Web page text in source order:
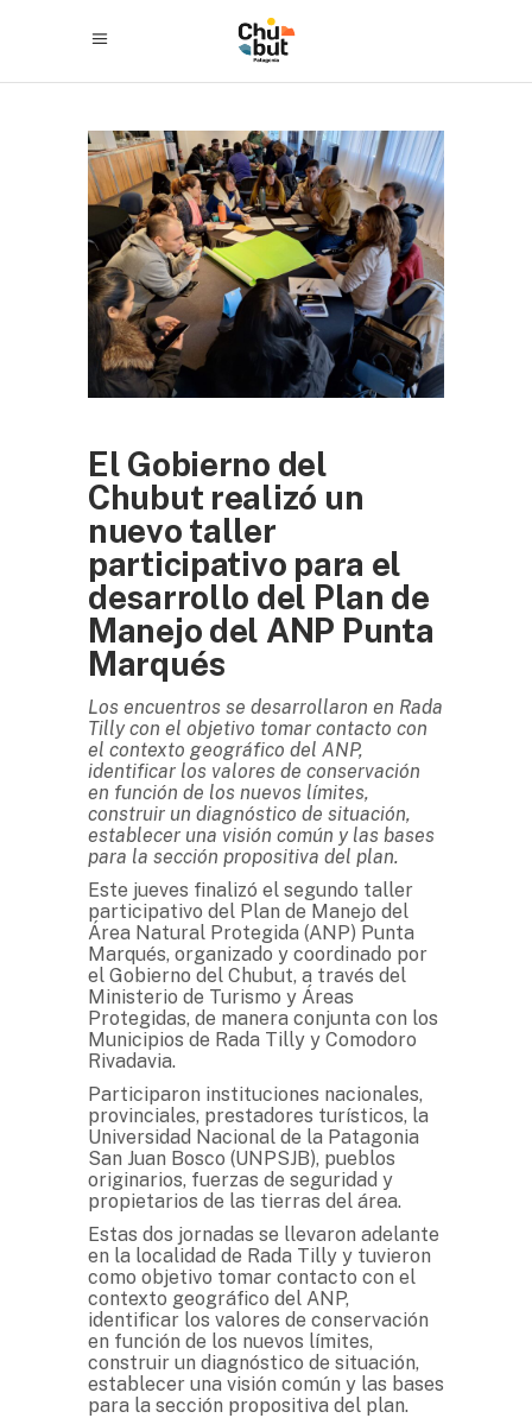
El Gobierno del
Chubut realizó un
nuevo taller
participativo para el
desarrollo del Plan de
Manejo del ANP Punta
Marqués
Los encuentros se desarrollaron en Rada
Tilly con el objetivo tomar contacto con
el contexto geográfico del ANP,
identificar los valores de conservación
en función de los nuevos límites,
construir un diagnóstico de situación,
establecer una visión común y las bases
para la sección propositiva del plan.
Este jueves finalizó el segundo taller
participativo del Plan de Manejo del
Área Natural Protegida (ANP) Punta
Marqués, organizado y coordinado por
el Gobierno del Chubut, a través del
Ministerio de Turismo y Áreas
Protegidas, de manera conjunta con los
Municipios de Rada Tilly y Comodoro
Rivadavia.
Participaron instituciones nacionales,
provinciales, prestadores turísticos, la
Universidad Nacional de la Patagonia
San Juan Bosco (UNPSJB), pueblos
originarios, fuerzas de seguridad y
propietarios de las tierras del área.
Estas dos jornadas se llevaron adelante
en la localidad de Rada Tilly y tuvieron
como objetivo tomar contacto con el
contexto geográfico del ANP,
identificar los valores de conservación
en función de los nuevos límites,
construir un diagnóstico de situación,
establecer una visión común y las bases
para la sección propositiva del plan.